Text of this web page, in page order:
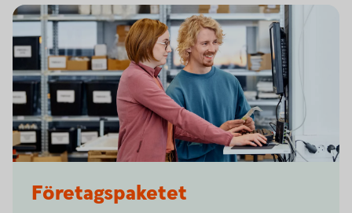
Företagspaketet